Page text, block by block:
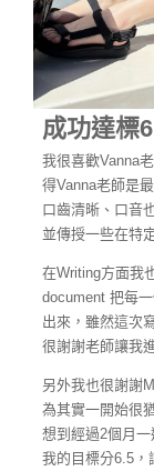
成功達標
我很喜歡Vanna
得Vanna老師是
口齒清晰、口音
並傳授一些在特
在Writing方面我
document 把每
出來，雖然這次
很謝謝老師讓我
另外我也很謝謝
為其實一開始很
想到經過2個月
我的目標分6.5，